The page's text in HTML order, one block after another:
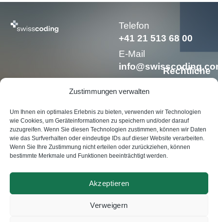
Zustimmungen verwalten
Um Ihnen ein optimales Erlebnis zu bieten, verwenden wir Technologien
wie Cookies, um Geräteinformationen zu speichern und/oder darauf
zuzugreifen. Wenn Sie diesen Technologien zustimmen, können wir Daten
wie das Surfverhalten oder eindeutige IDs auf dieser Website verarbeiten.
Wenn Sie Ihre Zustimmung nicht erteilen oder zurückziehen, können
bestimmte Merkmale und Funktionen beeinträchtigt werden.
Akzeptieren
Verweigern
Telefon
+41 21 513 68 00
E-Mail
Rechtliche
© Swisscoding SA
2024